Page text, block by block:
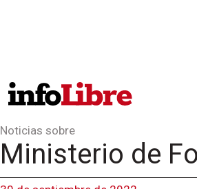
Noticias sobre
Ministerio de